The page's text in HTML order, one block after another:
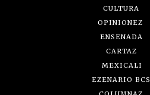
CULTURA
OPINIONEZ
ENSENADA
CARTAZ
MEXICALI
EZENARIO BCS